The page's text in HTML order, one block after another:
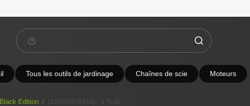
Tous les outils de jardinage Chaînes de scie Moteurs
Edition (13AM487E615) - 175-92